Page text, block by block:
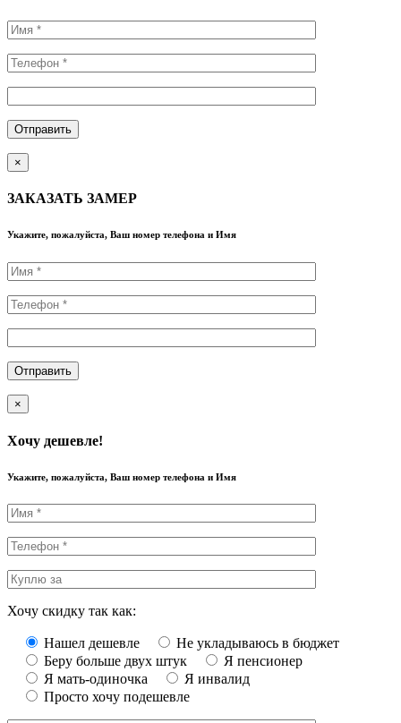
×
ЗАКАЗАТЬ ЗАМЕР
Укажите, пожалуйста, Ваш номер телефона и Имя
×
Хочу дешевле!
Укажите, пожалуйста, Ваш номер телефона и Имя
Хочу скидку так как:
Нашел дешевле
Не укладываюсь в бюджет
Беру больше двух штук
Я пенсионер
Я мать-одиночка
Я инвалид
Просто хочу подешевле